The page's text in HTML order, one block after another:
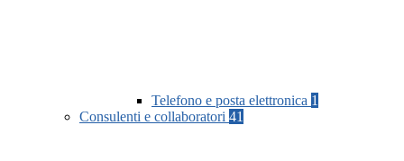
Telefono e posta elettronica 1
Consulenti e collaboratori 41